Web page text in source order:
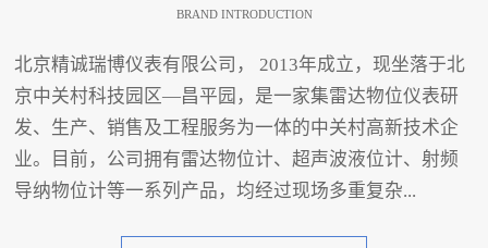
BRAND INTRODUCTION
北京精诚瑞博仪表有限公司， 2013年成立，现坐落于北
京中关村科技园区—昌平园，是一家集雷达物位仪表研
发、生产、销售及工程服务为一体的中关村高新技术企
业。目前，公司拥有雷达物位计、超声波液位计、射频
导纳物位计等一系列产品，均经过现场多重复杂...